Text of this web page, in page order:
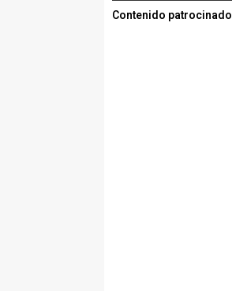
Contenido patrocinado